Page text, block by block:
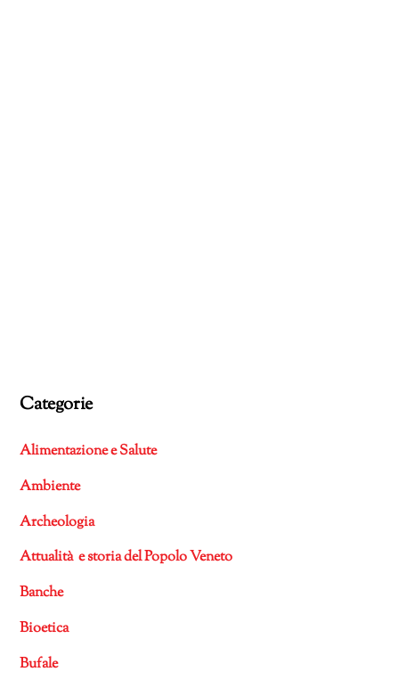
Categorie
Alimentazione e Salute
Ambiente
Archeologia
Attualità e storia del Popolo Veneto
Banche
Bioetica
Bufale